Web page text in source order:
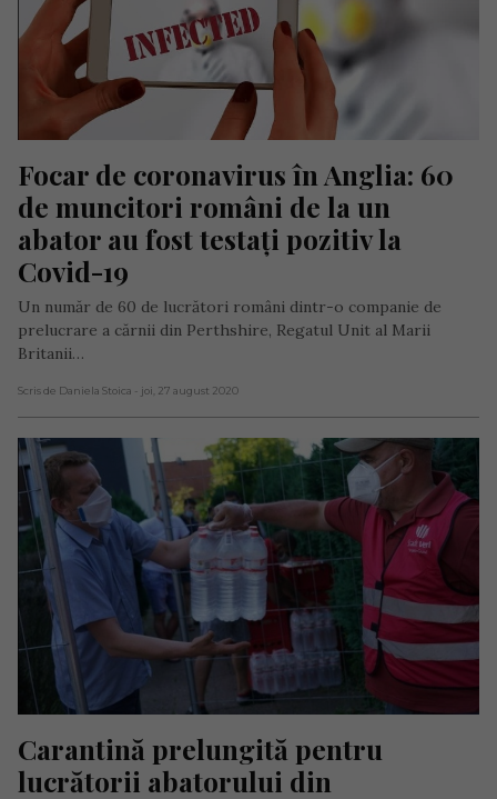
Focar de coronavirus în Anglia: 60
de muncitori români de la un
abator au fost testați pozitiv la
Covid-19
Un număr de 60 de lucrători români dintr-o companie de
prelucrare a cărnii din Perthshire, Regatul Unit al Marii
Britanii…
Scris de Daniela Stoica - joi, 27 august 2020
Carantină prelungită pentru
lucrătorii abatorului din